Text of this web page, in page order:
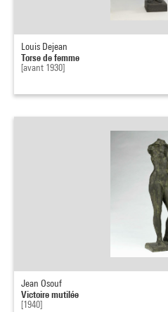
Louis Dejean
Torse de femme
[avant 1930]
Jean Osouf
Victoire mutilée
[1940]